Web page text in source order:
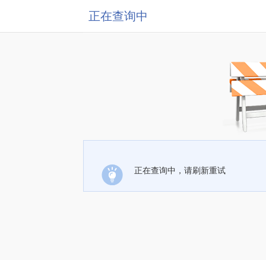
正在查询中
正在查询中，请刷新重试